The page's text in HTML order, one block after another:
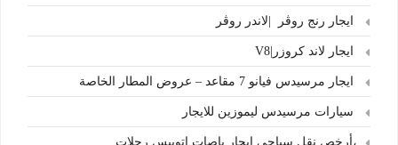
ايجار رنج روڤر |لاندر روڤر
ايجار لاند كروزر|V8
ايجار مرسيدس فيانو 7 مقاعد – عروض المطار الخاصة
سيارات مرسيدس ليموزين للايجار
،أرخص نقل سياحي ايجار باصات اتوبيس رحلات